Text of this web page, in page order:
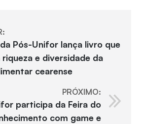
Pós-Unifor lança livro que
e diversidade da
cearense
PRÓXIMO:
participa da Feira do
com game e